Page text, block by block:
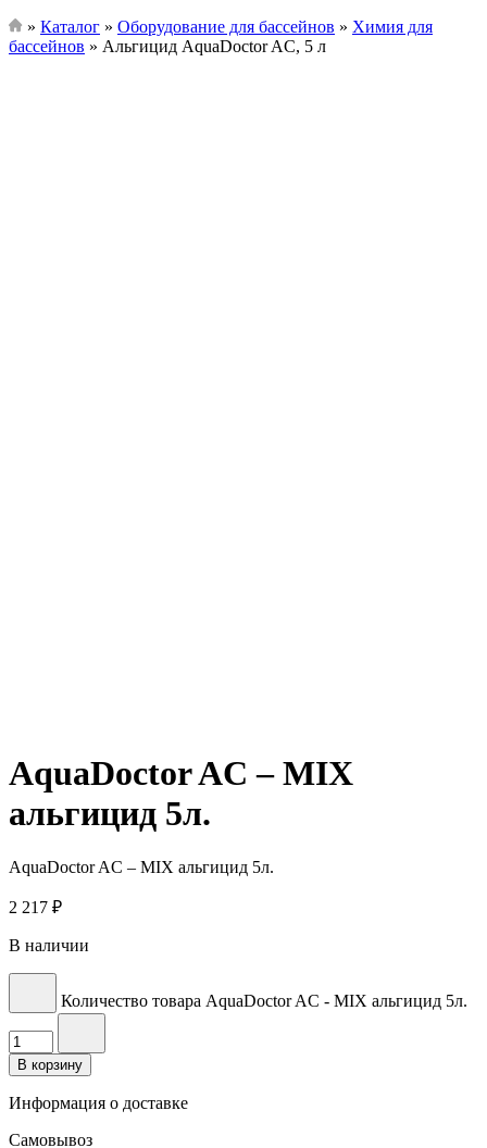
» Каталог » Оборудование для бассейнов » Химия для
бассейнов » Альгицид AquaDoctor AC, 5 л
AquaDoctor AC – MIX
альгицид 5л.
AquaDoctor AC – MIX альгицид 5л.
2 217 ₽
В наличии
Количество товара AquaDoctor AC - MIX альгицид 5л.
В корзину
Информация о доставке
Самовывоз